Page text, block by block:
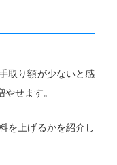
取り額が少ないと感
せます。
を上げるかを紹介し